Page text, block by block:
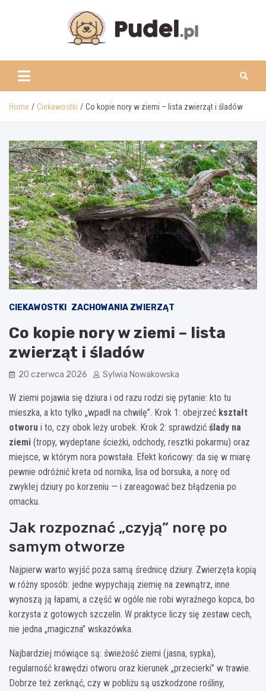
www.pudel.pl
Home Ciekawostki Co kopie nory w ziemi – lista zwierząt i śladów
CIEKAWOSTKI ZACHOWANIA ZWIERZĄT
Co kopie nory w ziemi – lista
zwierząt i śladów
20 czerwca 2026 Sylwia Nowakowska
W ziemi pojawia się dziura i od razu rodzi się pytanie: kto tu
mieszka, a kto tylko „wpadł na chwilę”. Krok 1: obejrzeć kształt
otworu i to, czy obok leży urobek. Krok 2: sprawdzić ślady na
ziemi (tropy, wydeptane ścieżki, odchody, resztki pokarmu) oraz
miejsce, w którym nora powstała. Efekt końcowy: da się w miarę
pewnie odróżnić kreta od nornika, lisa od borsuka, a norę od
zwykłej dziury po korzeniu — i zareagować bez błądzenia po
omacku.
Jak rozpoznać „czyją” norę po
samym otworze
Najpierw warto wyjść poza samą średnicę dziury. Zwierzęta kopią
w różny sposób: jedne wypychają ziemię na zewnątrz, inne
wynoszą ją łapami, a część w ogóle nie robi wyraźnego kopca, bo
korzysta z gotowych szczelin. W praktyce liczy się zestaw cech,
nie jedna „magiczna” wskazówka.
Najbardziej mówiące są: świeżość ziemi (jasna, sypka),
regularność krawędzi otworu oraz kierunek „przecierki” w trawie.
Dobrze też zerknąć, czy w pobliżu są uszkodzone rośliny,